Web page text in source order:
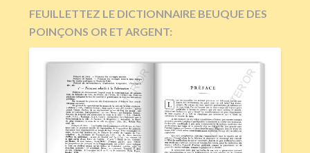
FEUILLETTEZ LE DICTIONNAIRE BEUQUE DES
POINÇONS OR ET ARGENT: